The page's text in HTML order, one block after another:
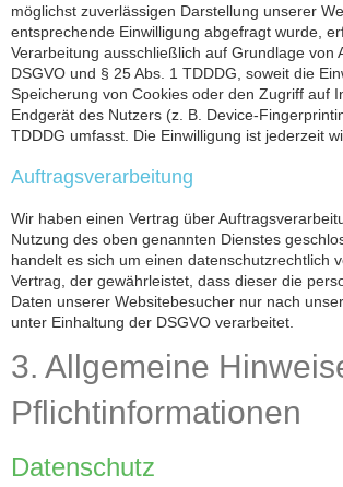
möglichst zuverlässigen Darstellung unserer
entsprechende Einwilligung abgefragt wurde,
Verarbeitung ausschließlich auf Grundlage von
DSGVO und § 25 Abs. 1 TDDDG, soweit die
Speicherung von Cookies oder den Zugriff auf
Endgerät des Nutzers (z. B. Device-
TDDDG umfasst. Die Einwilligung ist jederzeit
Auftragsverarbeitung
Wir haben einen Vertrag über
Nutzung des oben genannten Dienstes
handelt es sich um einen datenschutzrechtlich
Vertrag, der gewährleistet, dass dieser die
Daten unserer Websitebesucher nur nach
unter Einhaltung der DSGVO verarbeitet.
3. Allgemeine
Pflicht­informationen
Datenschutz